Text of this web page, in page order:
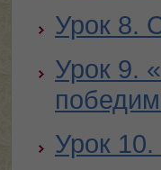
Урок 8.
Урок 9.
Урок